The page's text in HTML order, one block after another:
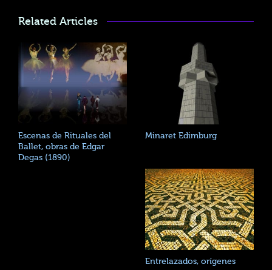
Related Articles
Escenas de Rituales del
Ballet, obras de Edgar
Degas (1890)
Minaret Edimburg
Entrelazados, orígenes